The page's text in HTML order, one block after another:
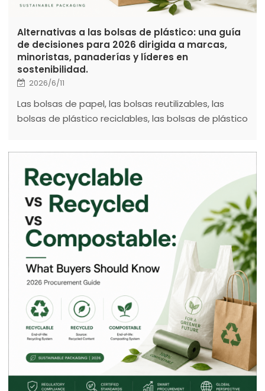
Alternativas a las bolsas de plástico: una guía
de decisiones para 2026 dirigida a marcas,
minoristas, panaderías y líderes en
sostenibilidad.
2026/6/11
Las bolsas de papel, las bolsas reutilizables, las
bolsas de plástico reciclables, las bolsas de plástico
sostenibilidad, las normativas, la infraestructura de
gestión de residuos, las certificaciones y los
objetivos comerciales a largo plazo.